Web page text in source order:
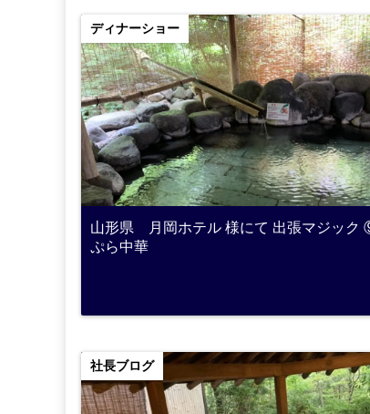
ディナーショー
山形県 月岡ホテル 様にて 出張マジッ
ぷら中華
社長ブログ